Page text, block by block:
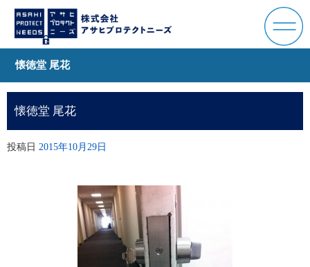
懐徳堂 尾花
懐徳堂 尾花
投稿日 2015年10月29日